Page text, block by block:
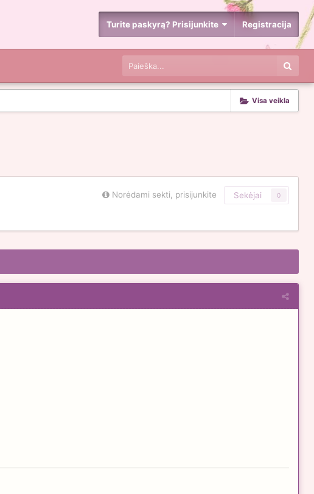
Turite paskyrą? Prisijunkite Registracija
Visa veikla
Norėdami sekti, prisijunkite Sekėjai 0